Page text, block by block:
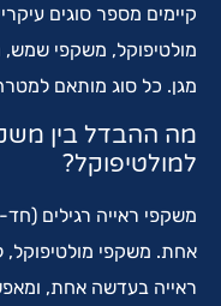
קיימים מספר סוגים
מולטיפוקל, משקפי
מגן. כל סוג מותאם
מה ההבדל בין
למולטיפוקל?
משקפי ראייה רגילים
אחת. משקפי
ראייה בעדשה אחת,